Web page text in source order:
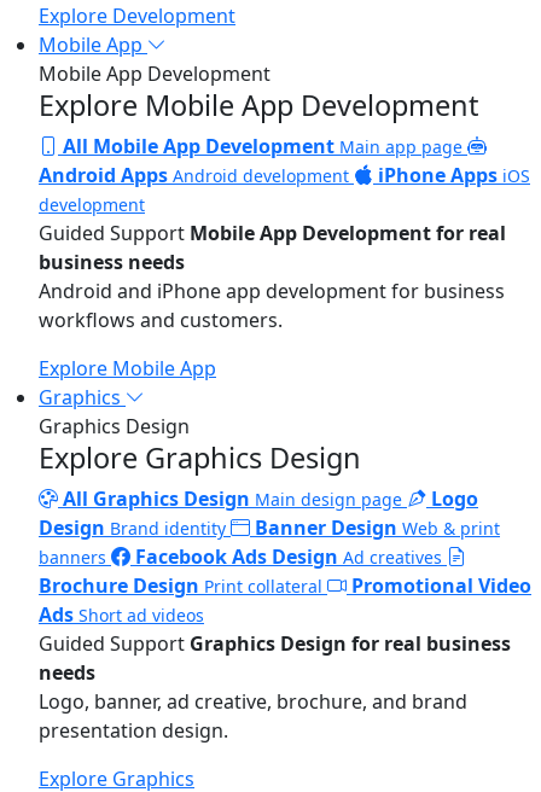
Explore Development
Mobile App
Mobile App Development
Explore Mobile App Development
All Mobile App Development Main app page
Android Apps Android development iPhone Apps iOS
development
Guided Support Mobile App Development for real
business needs
Android and iPhone app development for business
workflows and customers.
Explore Mobile App
Graphics
Graphics Design
Explore Graphics Design
All Graphics Design Main design page
Logo
Design Brand identity Banner Design Web & print
banners
Facebook Ads Design Ad creatives
Brochure Design Print collateral
Promotional Video
Ads Short ad videos
Guided Support Graphics Design for real business
needs
Logo, banner, ad creative, brochure, and brand
presentation design.
Explore Graphics